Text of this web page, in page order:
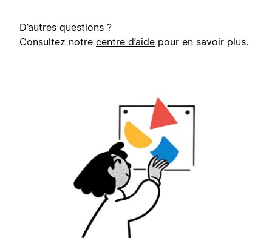
D’autres questions ?
Consultez notre centre d’aide pour en savoir plus.